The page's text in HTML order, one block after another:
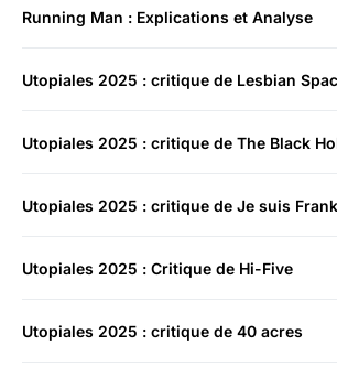
Running Man : Explications et Analyse
Utopiales 2025 : critique de Lesbian
Utopiales 2025 : critique de The Black
Utopiales 2025 : critique de Je suis
Utopiales 2025 : Critique de Hi-Five
Utopiales 2025 : critique de 40 acres